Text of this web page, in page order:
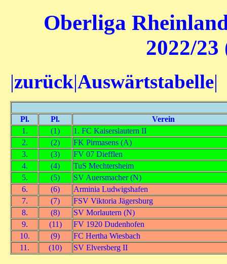
Oberliga
2022/
|zurück|Auswärtstabelle|
Pl. Pl.
Verein
1.
(1)
1. FC Kaiserslautern II
2.
(2)
FK Pirmasens (A)
3.
(3)
FV 07 Diefflen
4.
(4)
TuS Mechtersheim
5.
(5)
SV Auersmacher (N)
6.
(6)
Arminia Ludwigshafen
7.
(7)
FSV Viktoria Jägersburg
8.
(8)
SV Morlautern (N)
9.
(11)
FV 1920 Dudenhofen
10.
(9)
FC Hertha Wiesbach
11.
(10) SV Elversberg II